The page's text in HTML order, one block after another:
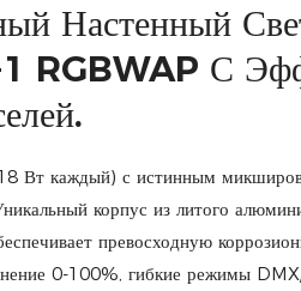
Настенный
RGBWAP С
Вт каждый) с истинным
корпус из литого
превосходную
0-100%, гибкие режимы